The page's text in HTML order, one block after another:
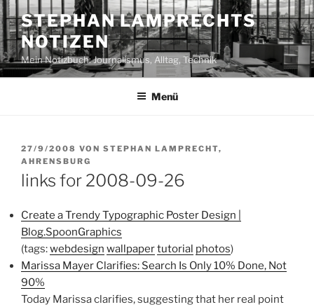
Zum
Inhalt
springen
STEPHAN LAMPRECHTS
NOTIZEN
Mein Notizbuch: Journalismus, Alltag, Technik
Menü
VERÖFFENTLICHT
AM
27/9/2008 VON STEPHAN LAMPRECHT,
AHRENSBURG
links for 2008-09-26
Create a Trendy Typographic Poster Design |
Blog.SpoonGraphics
(tags:webdesign wallpapertutorial photos)
Marissa Mayer Clarifies: Search Is Only 10% Done, Not
90%
Today Marissa clarifies, suggesting that her real point